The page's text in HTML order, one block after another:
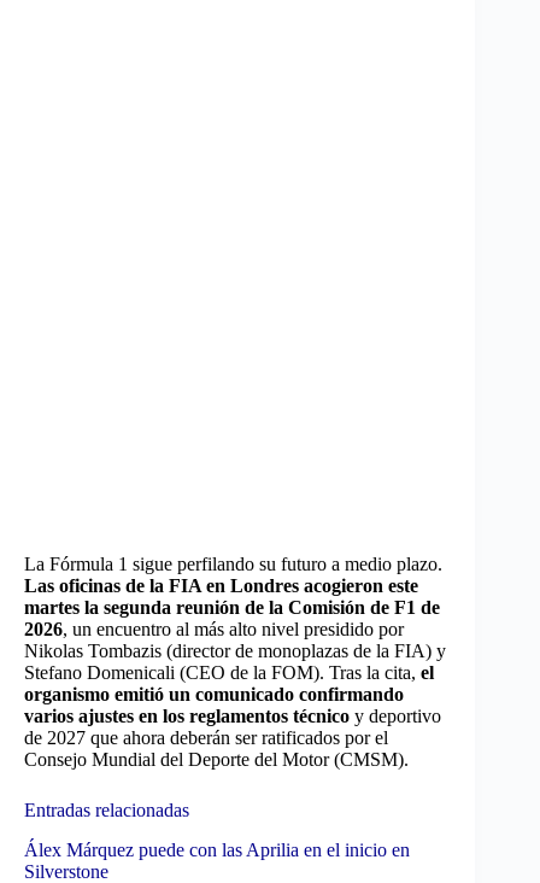
La Fórmula 1 sigue perfilando su futuro a medio plazo.
Las oficinas de la FIA en Londres acogieron este
martes la segunda reunión de la Comisión de F1 de
2026, un encuentro al más alto nivel presidido por
Nikolas Tombazis (director de monoplazas de la FIA) y
Stefano Domenicali (CEO de la FOM). Tras la cita, el
organismo emitió un comunicado confirmando
varios ajustes en los reglamentos técnico y deportivo
de 2027 que ahora deberán ser ratificados por el
Consejo Mundial del Deporte del Motor (CMSM).
Entradas relacionadas
Álex Márquez puede con las Aprilia en el inicio en
Silverstone